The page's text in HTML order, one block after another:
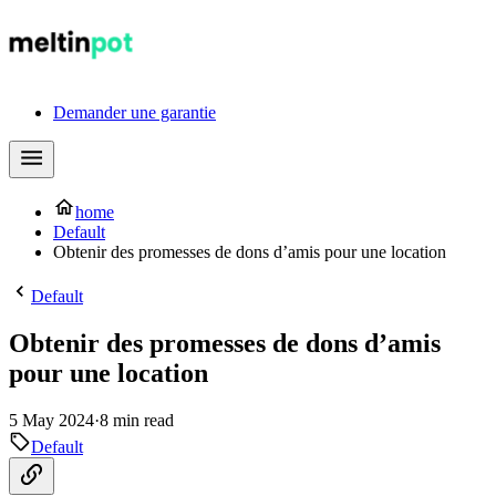
Demander une garantie
home
Default
Obtenir des promesses de dons d’amis pour une location
Default
Obtenir des promesses de dons d’amis
pour une location
5 May 2024·8 min read
Default